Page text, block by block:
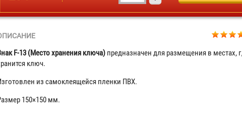
F-13 (Место хранения ключа) предназначен для размещения в местах,
ключ.
из самоклеящейся пленки ПВХ.
150×150 мм.
Знак F-01-01 (Направляющая